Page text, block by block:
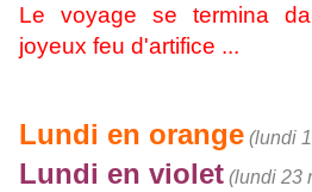
Le voyage se termina
joyeux feu d'artifice ...
Lundi en orange (lundi
Lundi en violet (lundi 23